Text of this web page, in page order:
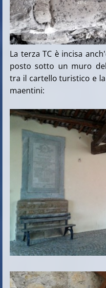
La terza TC è incisa
posto sotto un muro
tra il cartello turistico e
maentini: